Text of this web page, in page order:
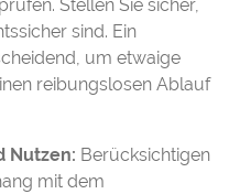
Stellen Sie sicher,
sind. Ein
um etwaige
reibungslosen Ablauf
Nutzen: Berücksichtigen
mit dem